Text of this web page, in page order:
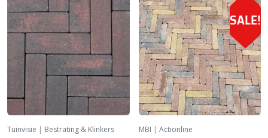
Tuinvisie | Bestrating & Klinkers
SALE!
MBI | Actionline